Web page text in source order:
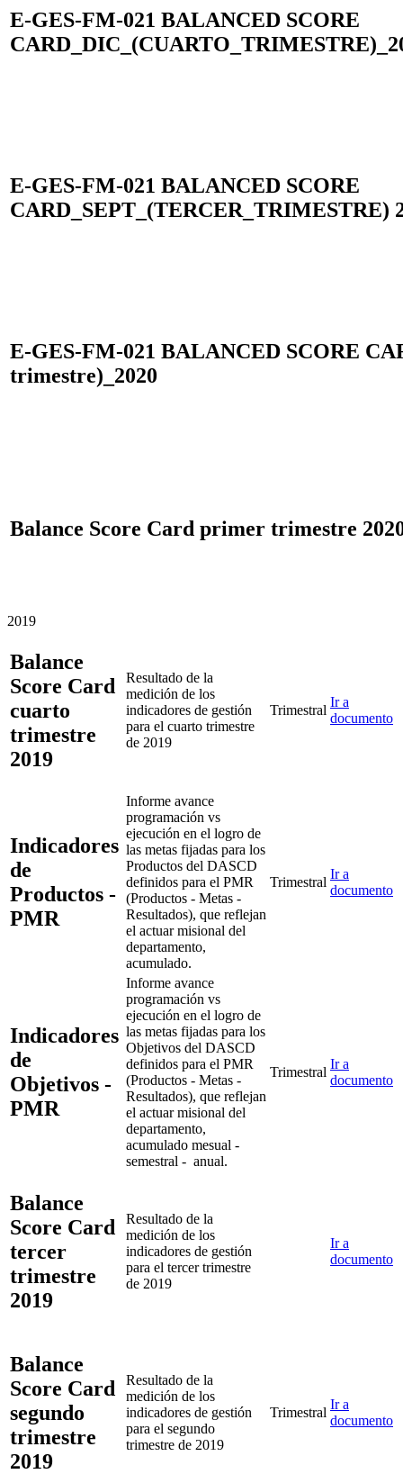
E-GES-FM-021 BALANCED SCORE
E-GES-FM-021 BALANCED SCORE
CARD_SEPT_(TERCER_TRIMESTRE)
E-GES-FM-021 BALANCED SCORE
trimestre)_2020
Balance Score Card primer trimestre
2019
Balance
Score Card
cuarto
trimestre
2019
Resultado de la
medición de los
indicadores de gestión
para el cuarto trimestre
de 2019
Trimestral
Ir a
documento
Indicadores
de
Productos -
PMR
Informe avance
programación vs
ejecución en el logro de
las metas fijadas para los
Productos del DASCD
definidos para el PMR
(Productos - Metas -
Resultados), que reflejan
el actuar misional del
departamento,
acumulado.
Trimestral
Ir a
documento
Indicadores
de
Objetivos -
PMR
Informe avance
programación vs
ejecución en el logro de
las metas fijadas para los
Objetivos del DASCD
definidos para el PMR
(Productos - Metas -
Resultados), que reflejan
el actuar misional del
departamento,
acumulado mesual -
semestral - anual.
Trimestral
Ir a
documento
Balance
Score Card
tercer
trimestre
2019
Resultado de la
medición de los
indicadores de gestión
para el tercer trimestre
de 2019
Ir a
documento
Balance
Score Card
segundo
trimestre
2019
Resultado de la
medición de los
indicadores de gestión
para el segundo
trimestre de 2019
Trimestral
Ir a
documento